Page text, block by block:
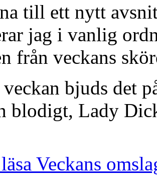
till ett nytt
jag i vanlig
från veckans
veckan bjuds det
blodigt, Lady
Veckans